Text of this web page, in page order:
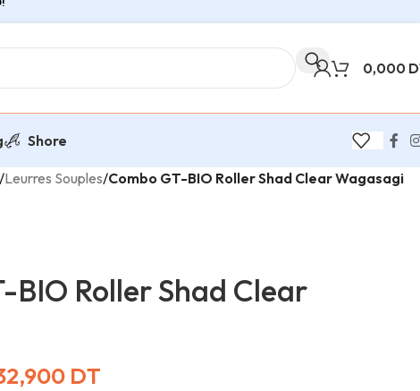
0,000
Shore
/Leurres Souples/Combo GT-BIO Roller Shad Clear Wagasagi
BIO Roller Shad Clear
DT